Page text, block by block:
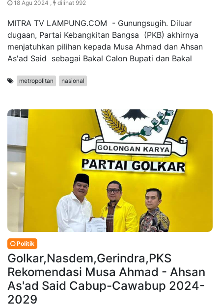
18 Agu 2024 , dilihat 992
MITRA TV LAMPUNG.COM - Gunungsugih. Diluar
dugaan, Partai Kebangkitan Bangsa (PKB) akhirnya
menjatuhkan pilihan kepada Musa Ahmad dan Ahsan
As'ad Said sebagai Bakal Calon Bupati dan Bakal
metropolitan nasional
Politik
Golkar,Nasdem,Gerindra,PKS
Rekomendasi Musa Ahmad - Ahsan
As'ad Said Cabup-Cawabup 2024-
2029